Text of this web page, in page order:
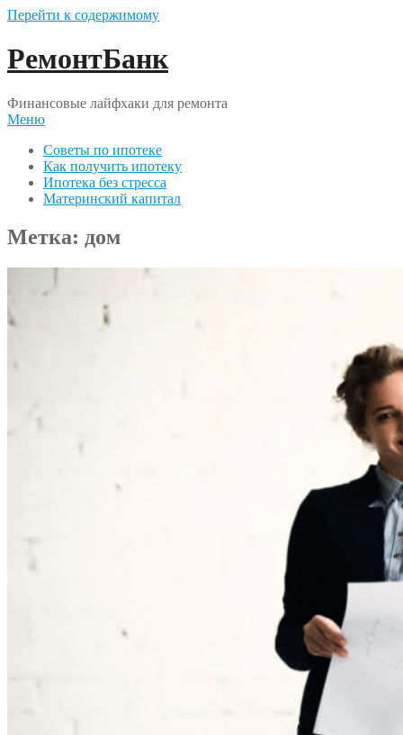
Перейти к содержимому
РемонтБанк
Финансовые лайфхаки для ремонта
Меню
Советы по ипотеке
Как получить ипотеку
Ипотека без стресса
Материнский капитал
Метка: дом